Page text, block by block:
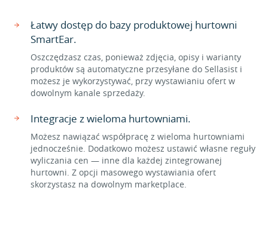
Łatwy dostęp do bazy produktowej hurtowni
SmartEar.
Oszczędzasz czas, ponieważ zdjęcia, opisy i warianty
produktów są automatyczne przesyłane do Sellasist i
możesz je wykorzystywać, przy wystawianiu ofert w
dowolnym kanale sprzedaży.
Integracje z wieloma hurtowniami.
Możesz nawiązać współpracę z wieloma hurtowniami
jednocześnie. Dodatkowo możesz ustawić własne reguły
wyliczania cen — inne dla każdej zintegrowanej
hurtowni. Z opcji masowego wystawiania ofert
skorzystasz na dowolnym marketplace.